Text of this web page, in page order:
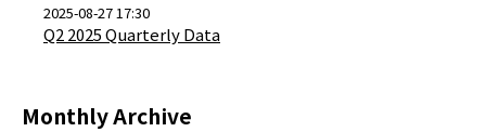
2025-08-27 17:30
Q2 2025 Quarterly Data
Monthly Archive